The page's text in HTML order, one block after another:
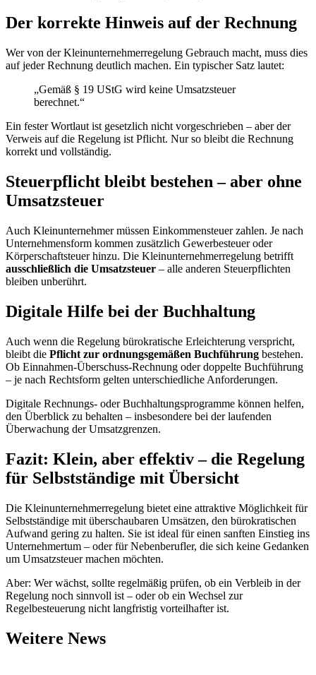
Der korrekte Hinweis auf der Rechnung
Wer von der Kleinunternehmerregelung Gebrauch macht, muss dies
auf jeder Rechnung deutlich machen. Ein typischer Satz lautet:
„Gemäß § 19 UStG wird keine Umsatzsteuer
berechnet.“
Ein fester Wortlaut ist gesetzlich nicht vorgeschrieben – aber der
Verweis auf die Regelung ist Pflicht. Nur so bleibt die Rechnung
korrekt und vollständig.
Steuerpflicht bleibt bestehen – aber ohne
Umsatzsteuer
Auch Kleinunternehmer müssen Einkommensteuer zahlen. Je nach
Unternehmensform kommen zusätzlich Gewerbesteuer oder
Körperschaftsteuer hinzu. Die Kleinunternehmerregelung betrifft
ausschließlich die Umsatzsteuer – alle anderen Steuerpflichten
bleiben unberührt.
Digitale Hilfe bei der Buchhaltung
Auch wenn die Regelung bürokratische Erleichterung verspricht,
bleibt die Pflicht zur ordnungsgemäßen Buchführung bestehen.
Ob Einnahmen-Überschuss-Rechnung oder doppelte Buchführung
– je nach Rechtsform gelten unterschiedliche Anforderungen.
Digitale Rechnungs- oder Buchhaltungsprogramme können helfen,
den Überblick zu behalten – insbesondere bei der laufenden
Überwachung der Umsatzgrenzen.
Fazit: Klein, aber effektiv – die Regelung
für Selbstständige mit Übersicht
Die Kleinunternehmerregelung bietet eine attraktive Möglichkeit für
Selbstständige mit überschaubaren Umsätzen, den bürokratischen
Aufwand gering zu halten. Sie ist ideal für einen sanften Einstieg ins
Unternehmertum – oder für Nebenberufler, die sich keine Gedanken
um Umsatzsteuer machen möchten.
Aber: Wer wächst, sollte regelmäßig prüfen, ob ein Verbleib in der
Regelung noch sinnvoll ist – oder ob ein Wechsel zur
Regelbesteuerung nicht langfristig vorteilhafter ist.
Weitere News